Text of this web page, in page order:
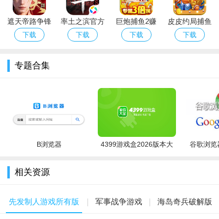
5.要有更多的外交手腕，把敌人拉入敌阵，在国内和在远处进
行攻击。
先发制人最后时刻手游攻略：
点开START GAME,会出现一个地球，转动地球，选好自己所
属的地区（建议选美国），然后点OK,然后点击美国土地的各个
板块，每一个版块都有各种选项，骷髅——攻击（没有建造导弹
则不可使用） 带盾牌的飞机——建造防御体系 导弹/火箭——建
造导弹体系（攻击用）大脑——科学研究 半个身子的火箭——销
毁自己的防御/攻击体系 地球——扩长领土以增强生命力
把大脑点开之后会出现一个树状图，树状图上通常会有几个
个版块就开始了科学研究（建议你每一个板块都这样试一试）。
游戏最初有两种：火箭状的导弹和短而胖的导弹，前者威力大，
射程远，后者射程小，而且威力不行。所以建议你把前者建好后
遮天帝路争锋
官方正版手游
下载
率土之滨官方
版游戏免费下
下载
巨炮捕鱼2赚
钱版官方下载
下载
皮皮约局捕鱼
下载官方手游
下载
专题合集
B浏览器
4399游戏盒2026版本大
谷歌浏览
相关资源
先发制人游戏所有版 军事战争游戏 海岛奇兵破解版